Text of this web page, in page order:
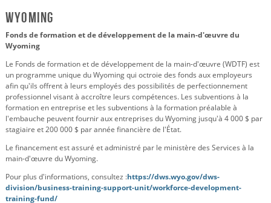
Wyoming
Fonds de formation et de développement de la main-d'œuvre du
Wyoming
Le Fonds de formation et de développement de la main-d'œuvre (WDTF) est
un programme unique du Wyoming qui octroie des fonds aux employeurs
afin qu'ils offrent à leurs employés des possibilités de perfectionnement
professionnel visant à accroître leurs compétences. Les subventions à la
formation en entreprise et les subventions à la formation préalable à
l'embauche peuvent fournir aux entreprises du Wyoming jusqu'à 4 000 $ par
stagiaire et 200 000 $ par année financière de l'État.
Le financement est assuré et administré par le ministère des Services à la
main-d'œuvre du Wyoming.
Pour plus d'informations, consultez :https://dws.wyo.gov/dws-
division/business-training-support-unit/workforce-development-
training-fund/